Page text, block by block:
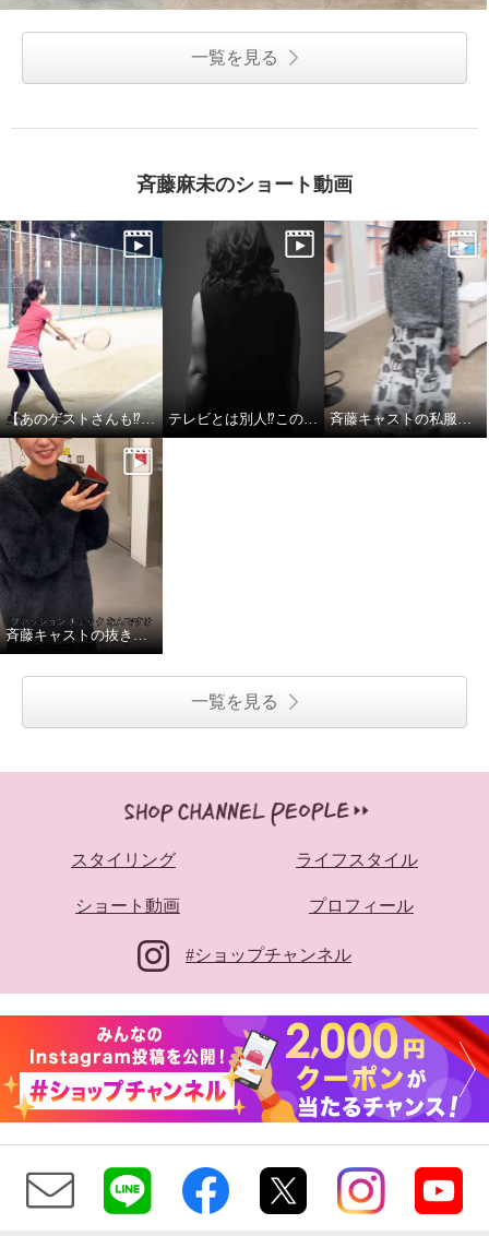
一覧を見る
斉藤麻未のショート動画
【あのゲストさんも⁉︎】斉藤キャストのテニス姿 テレビとは別人⁉︎この変化、見逃せない！ 斉藤キャストの私服チェック
斉藤キャストの抜き打ち私服チェック
一覧を見る
スタイリング ライフスタイル
ショート動画 プロフィール
#ショップチャンネル